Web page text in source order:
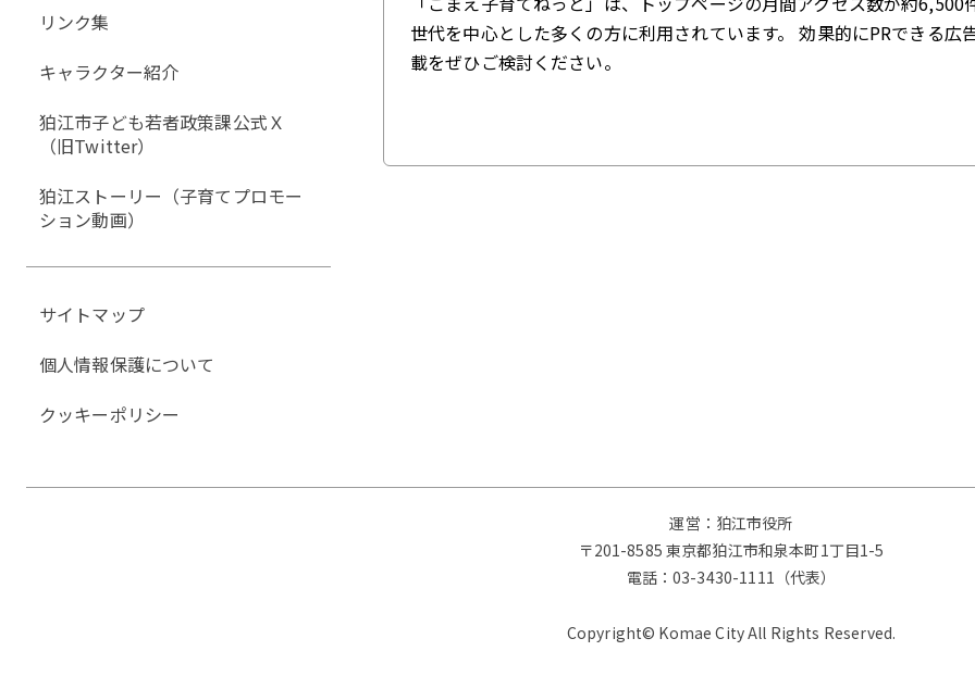
世代を中心とした多くの方に利用されています。 効果的にPRできる
載をぜひご検討ください。
リンク集
キャラクター紹介
狛江市子ども若者政策課公式Ｘ
（旧Twitter）
狛江ストーリー（子育てプロモー
ション動画）
サイトマップ
個人情報保護について
クッキーポリシー
運営：狛江市役所
〒201-8585 東京都狛江市和泉本町1丁目1-5
電話：03-3430-1111（代表）
Copyright© Komae City All Rights Reserved.